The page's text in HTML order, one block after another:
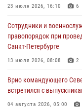
угрожавшего подростку
06 августа 2026, 11:33
В Зауралье при
06 августа 2026, 11:27
В Москве росгвардейцы
23 июля 2026, 16:10 6
Сотрудники и
правопорядок при
Санкт-Петербурге
13 июля 2026, 08:08 2
Врио командующего
встретился с
04 августа 2026, 05:00